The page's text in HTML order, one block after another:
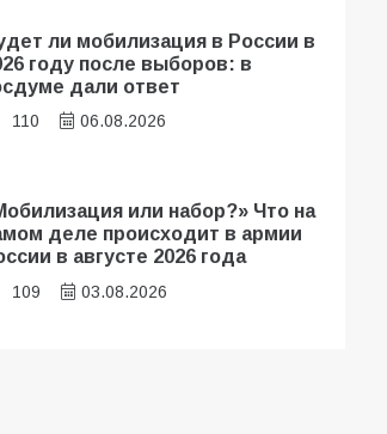
ли мобилизация в России в
году после выборов: в
дали ответ
110 06.08.2026
или набор?» Что на
деле происходит в армии
в августе 2026 года
109 03.08.2026